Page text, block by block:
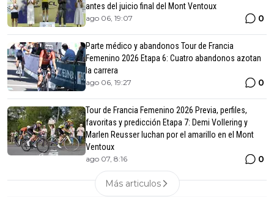
antes del juicio final del Mont Ventoux
ago 06, 19:07 0
Parte médico y abandonos Tour de Francia
Femenino 2026 Etapa 6: Cuatro abandonos azotan
la carrera
ago 06, 19:27 0
Tour de Francia Femenino 2026 Previa, perfiles,
favoritas y predicción Etapa 7: Demi Vollering y
Marlen Reusser luchan por el amarillo en el Mont
Ventoux
ago 07, 8:16 0
Más articulos